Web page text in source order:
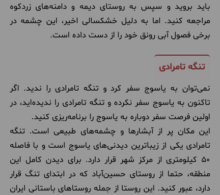
باید بروید و سپس به روستای دیمه و دامنه‌های زردکوه
مراجعه کنید. اما به دلیل خشکسالی اخیر، این چشمه در
برخی فصول آبی رونق خود را از دست داده است.
تنگه تامرادی
نمی‌توان به یاسوج سفر کرد و تنگه تامرادی را ندید. اگر
تاکنون به یاسوج سفر نکرده و تنگه تامرادی را ندیده‌اید، در
اولین فرصت سفر دوباره به یاسوج را برنامه‌ریزی کنید.
این مکان پر از آبشارها و چشمه‌های طبیعی است. تنگه
تامرادی یکی از زیباترین دیدنی‌های یاسوج است و با فاصله
۵۰ کیلومتری از مرکز شهر قرار دارد. برای دیدن کامل این
منطقه، حتما از روستای حسین‌آباد که در ابتدای تنگ قرار
دارد، عبور کنید. این روستا از جمله روستاهای باستانی ایران